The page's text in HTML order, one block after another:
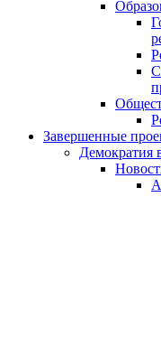
Завершенные
Демократия